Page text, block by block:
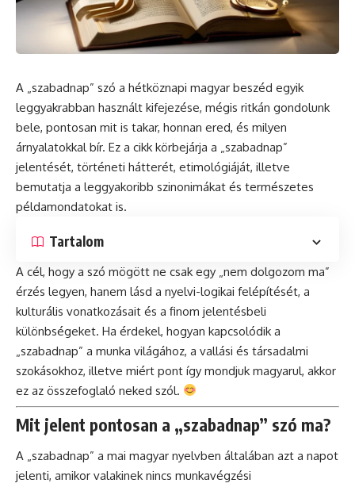
A „szabadnap” szó a hétköznapi magyar beszéd egyik
leggyakrabban használt kifejezése, mégis ritkán gondolunk
bele, pontosan mit is takar, honnan ered, és milyen
árnyalatokkal bír. Ez a cikk körbejárja a „szabadnap”
jelentését, történeti hátterét, etimológiáját, illetve
bemutatja a leggyakoribb szinonimákat és természetes
példamondatokat is.
Tartalom
A cél, hogy a szó mögött ne csak egy „nem dolgozom ma”
érzés legyen, hanem lásd a nyelvi-logikai felépítését, a
kulturális vonatkozásait és a finom jelentésbeli
különbségeket. Ha érdekel, hogyan kapcsolódik a
„szabadnap” a munka világához, a vallási és társadalmi
szokásokhoz, illetve miért pont így mondjuk magyarul, akkor
ez az összefoglaló neked szól.
Mit jelent pontosan a „szabadnap” szó ma?
A „szabadnap” a mai magyar nyelvben általában azt a napot
jelenti, amikor valakinek nincs munkavégzési